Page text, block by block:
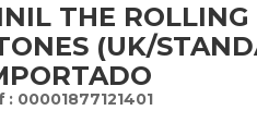
THE ROLLING
(UK/
: 00001877121401